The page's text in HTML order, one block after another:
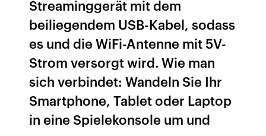
Streaminggerät mit dem
beiliegendem USB-Kabel, sodass
es und die WiFi-Antenne mit 5V-
Strom versorgt wird. Wie man
sich verbindet: Wandeln Sie Ihr
Smartphone, Tablet oder Laptop
in eine Spielekonsole um und